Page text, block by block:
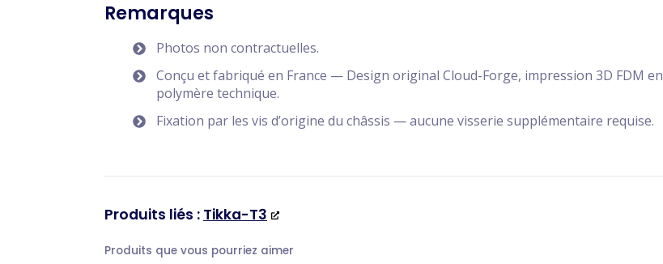
Remarques
Photos non contractuelles.
Conçu et fabriqué en France — Design original Cloud-Forge, impression 3D FDM en
polymère technique.
Fixation par les vis d’origine du châssis — aucune visserie supplémentaire requise.
Produits liés : Tikka-T3
Produits que vous pourriez aimer